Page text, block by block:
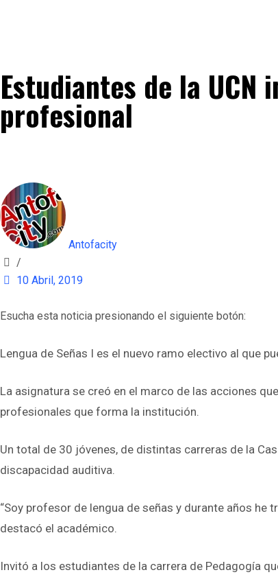
Estudiantes de la
profesional
Antofacity
/
10 Abril, 2019
Esucha esta noticia presionando el siguiente botón:
Lengua de Señas I es el nuevo ramo electivo al que
La asignatura se creó en el marco de las acciones
profesionales que forma la institución.
Un total de 30 jóvenes, de distintas carreras de la
discapacidad auditiva.
“Soy profesor de lengua de señas y durante años
destacó el académico.
Invitó a los estudiantes de la carrera de Pedagogía